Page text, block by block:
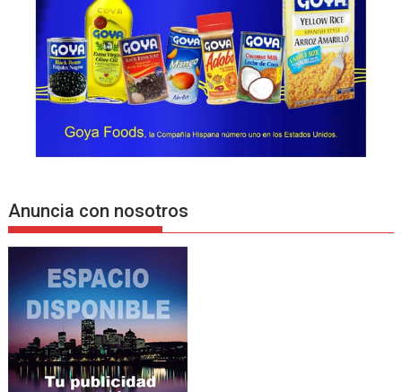
Anuncia con nosotros